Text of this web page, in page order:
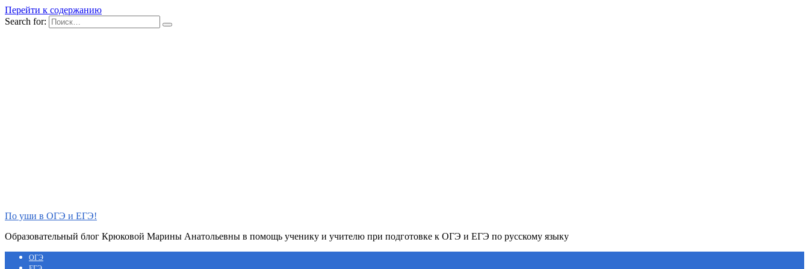
Перейти к содержанию
Search for:
По уши в ОГЭ и ЕГЭ!
Образовательный блог Крюковой Марины Анатольевны в помощь ученику и учителю при подготовке к ОГЭ и ЕГЭ по русскому языку
ОГЭ